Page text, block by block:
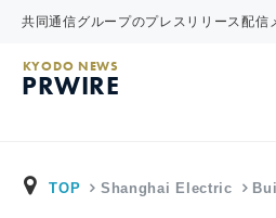
共同通信グループのプレスリリース配信
KYODO NEWS
PRWIRE
TOP Shanghai Electric